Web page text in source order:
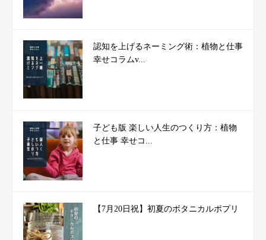
認知を上げるネーミング術：植物と仕事
幸せコラムv...
子ども版 楽しい人生のつくり方：植物
と仕事 幸せコ...
【7月20日祝】初夏のボタニカルポプリ